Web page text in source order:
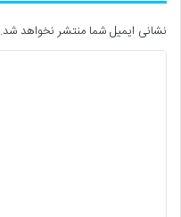
نشانی ایمیل شما منتشر نخواهد شد.